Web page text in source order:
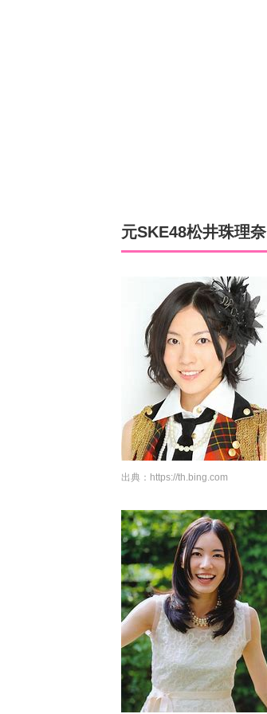
元SKE48松井珠理奈
出典： https://th.bing.com